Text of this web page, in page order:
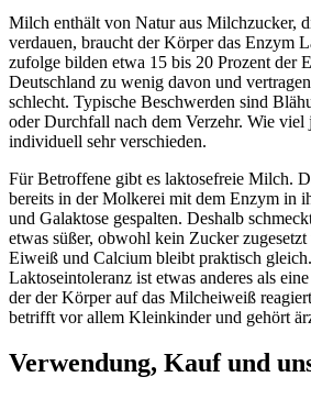
Milch enthält von Natur aus Milchzucker,
verdauen, braucht der Körper das Enzym
zufolge bilden etwa 15 bis 20 Prozent der
Deutschland zu wenig davon und
schlecht. Typische Beschwerden sind
oder Durchfall nach dem Verzehr. Wie viel
individuell sehr verschieden.
Für Betroffene gibt es laktosefreie Milch.
bereits in der Molkerei mit dem Enzym in
und Galaktose gespalten. Deshalb
etwas süßer, obwohl kein Zucker
Eiweiß und Calcium bleibt praktisch
Laktoseintoleranz ist etwas anderes als
der der Körper auf das Milcheiweiß
betrifft vor allem Kleinkinder und gehört
Verwendung, Kauf und